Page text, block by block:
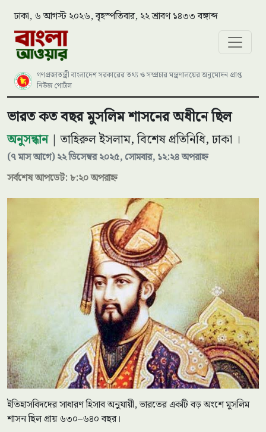
ঢাকা, ৬ আগস্ট ২০২৬, বৃহস্পতিবার, ২২ শ্রাবণ ১৪৩৩ বঙ্গাব্দ
গণপ্রজাতন্ত্রী বাংলাদেশ সরকারের তথ্য ও সম্প্রচার মন্ত্রণালয়ের অনুমোদন প্রাপ্ত
নিউজ পোর্টাল
ভারত কত বছর মুসলিম শাসনের অধীনে ছিল
অনুসন্ধান| তাহিরুল ইসলাম, বিশেষ প্রতিনিধি, ঢাকা ।
(৭ মাস আগে) ২২ ডিসেম্বর ২০২৫, সোমবার, ১২:২৪ অপরাহ্ন
সর্বশেষ আপডেট: ৮:২০ অপরাহ্ন
ইতিহাসবিদদের সাধারণ হিসাব অনুযায়ী, ভারতের একটি বড় অংশে মুসলিম
শাসন ছিল প্রায় ৬৩০–৬৪০ বছর।